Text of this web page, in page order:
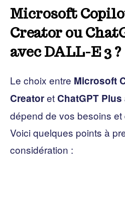
Microsoft
Creator ou
avec DALL-E 3 ?
Le choix entre Microsoft
Creatoret ChatGPT
dépend de vos besoins
Voici quelques points à
considération :